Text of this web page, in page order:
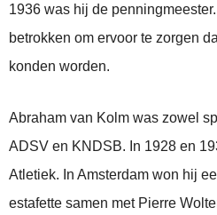
1936 was hij de
betrokken om ervoor te zorgen
konden worden.
Abraham van Kolm was zowel
ADSV en KNDSB. In 1928 en
Atletiek. In Amsterdam won hij
estafette samen met Pierre